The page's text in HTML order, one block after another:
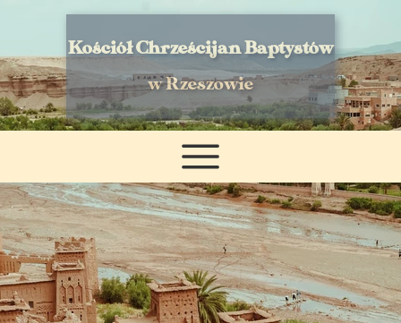
Kościół Chrześcijan Baptystów
w Rzeszowie